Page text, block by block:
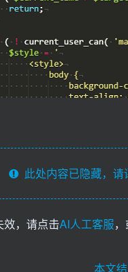
此处内容已隐藏，
效，请点击AI人工客服
本文